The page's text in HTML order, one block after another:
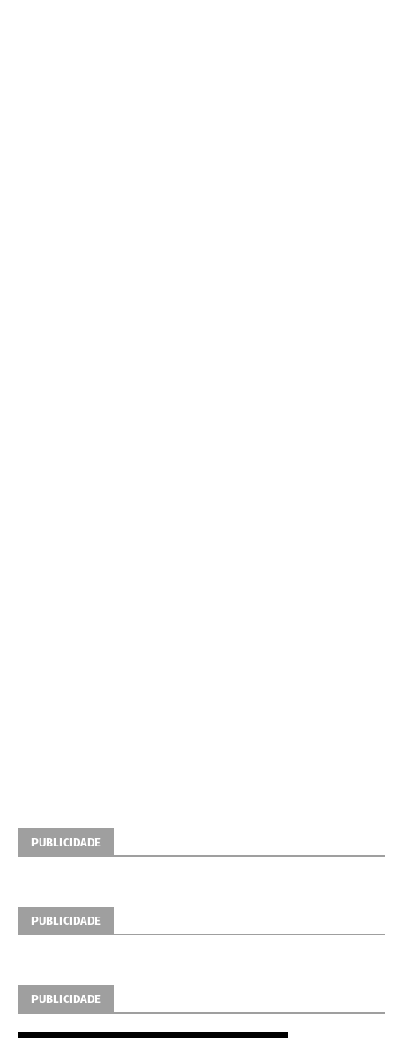
PUBLICIDADE
PUBLICIDADE
PUBLICIDADE